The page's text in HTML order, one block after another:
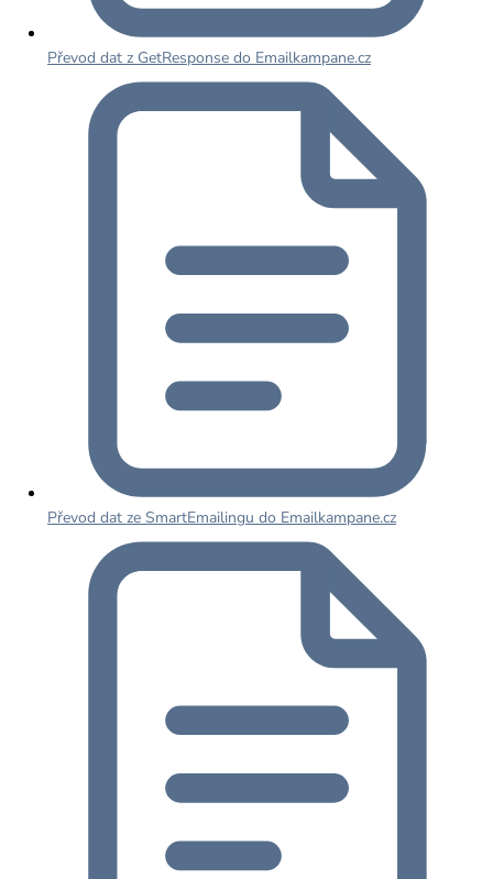
Převod dat z GetResponse do Emailkampane.cz
Převod dat ze SmartEmailingu do Emailkampane.cz